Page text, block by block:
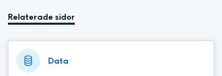
Relaterade sidor
Data